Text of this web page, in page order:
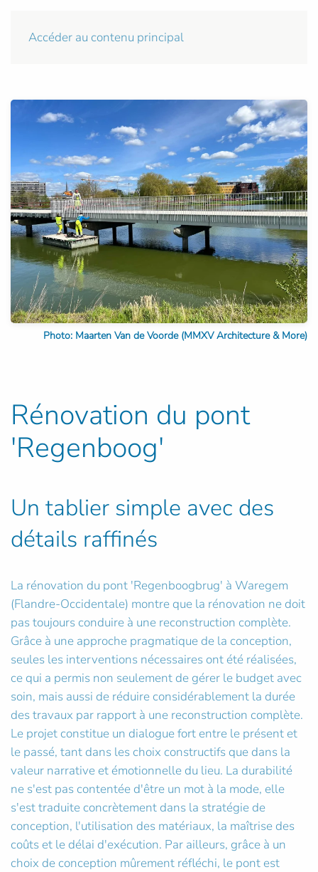
Accéder au contenu principal
Photo: Maarten Van de Voorde (MMXV Architecture & More)
Rénovation du pont
'Regenboog'
Un tablier simple avec des
détails raffinés
La rénovation du pont 'Regenboogbrug' à Waregem
(Flandre-Occidentale) montre que la rénovation ne doit
pas toujours conduire à une reconstruction complète.
Grâce à une approche pragmatique de la conception,
seules les interventions nécessaires ont été réalisées,
ce qui a permis non seulement de gérer le budget avec
soin, mais aussi de réduire considérablement la durée
des travaux par rapport à une reconstruction complète.
Le projet constitue un dialogue fort entre le présent et
le passé, tant dans les choix constructifs que dans la
valeur narrative et émotionnelle du lieu. La durabilité
ne s'est pas contentée d'être un mot à la mode, elle
s'est traduite concrètement dans la stratégie de
conception, l'utilisation des matériaux, la maîtrise des
coûts et le délai d'exécution. Par ailleurs, grâce à un
choix de conception mûrement réfléchi, le pont est